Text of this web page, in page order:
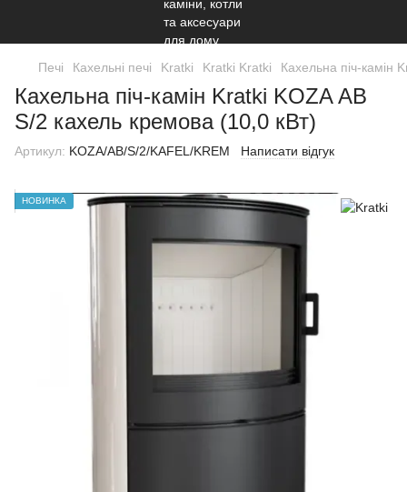
Печі Кахельні печі Kratki Kratki Kratki Кахельна піч-камін
Кахельна піч-камін Kratki KOZA AB
S/2 кахель кремова (10,0 кВт)
Артикул: KOZA/AB/S/2/KAFEL/KREM Написати відгук
НОВИНКА